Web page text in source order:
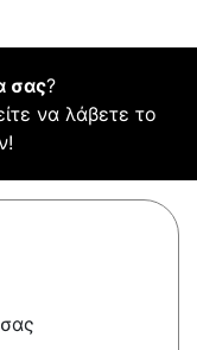
σας?
να λάβετε το